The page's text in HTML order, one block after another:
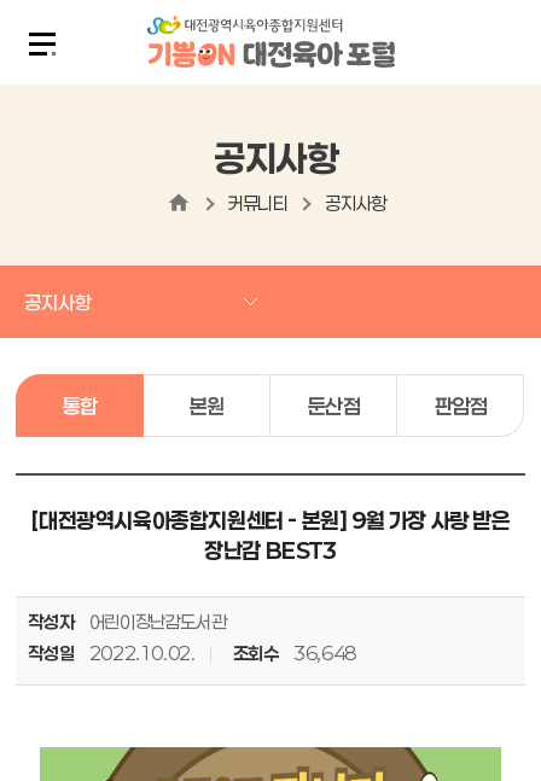
공지사항
커뮤니티 공지사항
공지사항
통합 본원 둔산점 판암점
[대전광역시육아종합지원센터 - 본원] 9월 가장 사랑 받은
장난감 BEST3
작성자
어린이장난감도서관
작성일
2022.10.02. 조회수 36,648